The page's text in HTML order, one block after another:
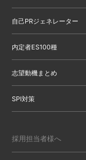
自己PRジェネレーター
内定者ES100種
志望動機まとめ
SPI対策
採用担当者様へ